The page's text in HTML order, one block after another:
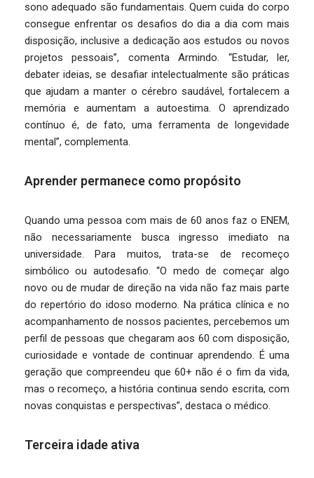
sono adequado são fundamentais. Quem cuida do corpo
consegue enfrentar os desafios do dia a dia com mais
disposição, inclusive a dedicação aos estudos ou novos
projetos pessoais”, comenta Armindo. “Estudar, ler,
debater ideias, se desafiar intelectualmente são práticas
que ajudam a manter o cérebro saudável, fortalecem a
memória e aumentam a autoestima. O aprendizado
contínuo é, de fato, uma ferramenta de longevidade
mental”, complementa.
Aprender permanece como propósito
Quando uma pessoa com mais de 60 anos faz o ENEM,
não necessariamente busca ingresso imediato na
universidade. Para muitos, trata-se de recomeço
simbólico ou autodesafio. “O medo de começar algo
novo ou de mudar de direção na vida não faz mais parte
do repertório do idoso moderno. Na prática clínica e no
acompanhamento de nossos pacientes, percebemos um
perfil de pessoas que chegaram aos 60 com disposição,
curiosidade e vontade de continuar aprendendo. É uma
geração que compreendeu que 60+ não é o fim da vida,
mas o recomeço, a história continua sendo escrita, com
novas conquistas e perspectivas”, destaca o médico.
Terceira idade ativa